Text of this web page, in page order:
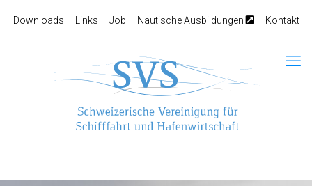
Downloads Links Job Nautische Ausbildungen Kontakt